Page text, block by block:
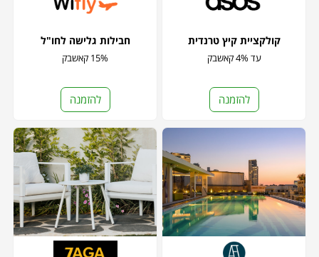
קולקציית קיץ טרנדית
עד 4% קאשבק
להזמנה
חבילות גלישה לחו"ל
15% קאשבק
להזמנה